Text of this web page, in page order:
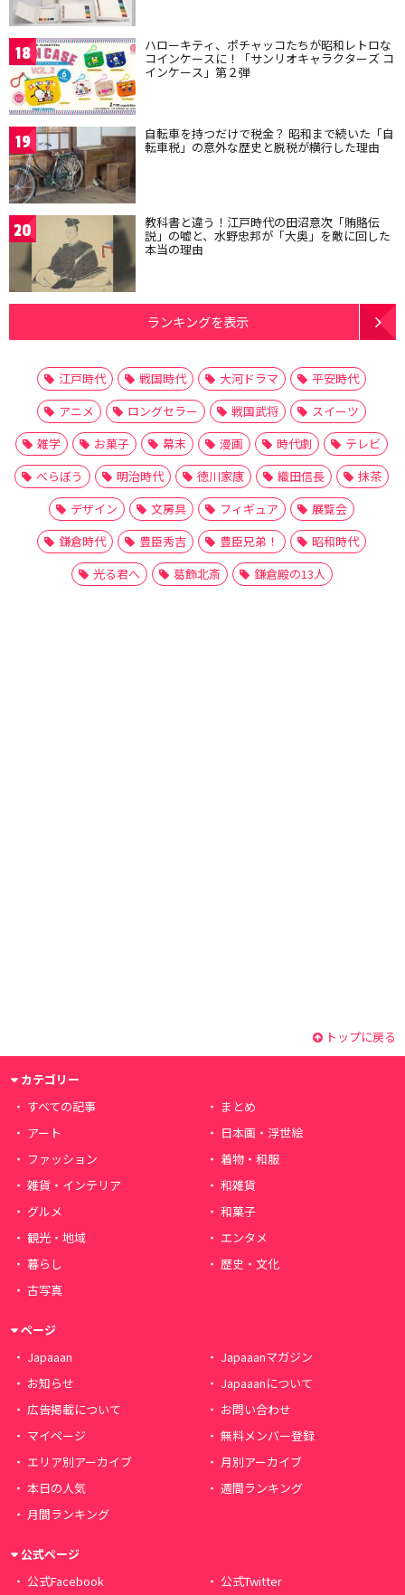
18 ハローキティ、ポチャッコたちが昭和レトロな
コインケースに！「サンリオキャラクターズ コ
インケース」第２弾
19 自転車を持つだけで税金？ 昭和まで続いた「自
転車税」の意外な歴史と脱税が横行した理由
20 教科書と違う！江戸時代の田沼意次「賄賂伝
説」の嘘と、水野忠邦が「大奥」を敵に回した
本当の理由
ランキングを表示
江戸時代 戦国時代 大河ドラマ
平安時代
アニメ
ロングセラー 戦国武将
スイーツ
雑学
お菓子 幕末 漫画 時代劇
テレビ
べらぼう
明治時代 徳川家康 織田信長
抹茶
デザイン
文房具 フィギュア
展覧会
鎌倉時代
豊臣秀吉 豊臣兄弟！
昭和時代
光る君へ
葛飾北斎 鎌倉殿の13人
トップに戻る
カテゴリー
すべての記事
まとめ
アート
日本画・浮世絵
ファッション
着物・和服
雑貨・インテリア
和雑貨
グルメ
和菓子
観光・地域
エンタメ
暮らし
歴史・文化
古写真
ページ
Japaaan
Japaaanマガジン
お知らせ
Japaaanについて
広告掲載について
お問い合わせ
マイページ
無料メンバー登録
エリア別アーカイブ
月別アーカイブ
本日の人気
週間ランキング
月間ランキング
公式ページ
公式Facebook
公式Twitter